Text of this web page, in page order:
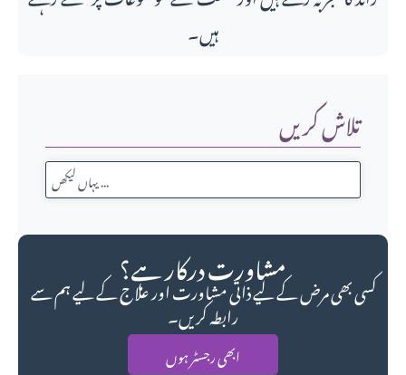
تلاش کریں
مشاورت درکار ہے؟
کسی بھی مرض کے لیے ذاتی مشاورت اور علاج کے لیے ہم سے
رابطہ کریں۔
ابھی رجسٹر ہوں
ہیں۔